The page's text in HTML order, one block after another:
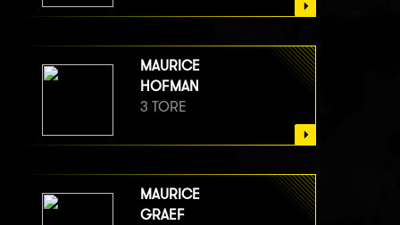
MAURICE
HOFMAN
3 TORE
MAURICE
GRAEF